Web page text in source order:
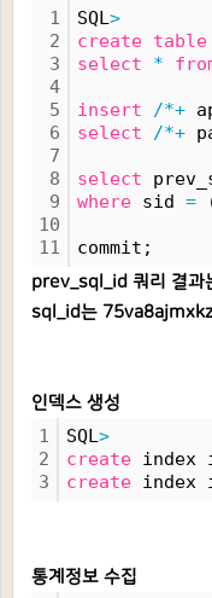
1
2
3
4
5
6
7
8
9
10
11
SQL>
create table
select
*
insert /*+
select
/*+
select
where sid =
commit;
prev_sql_id 쿼리 결과
sql_id는
인덱스 생성
1
2
3
SQL>
create index
create index
통계정보 수집